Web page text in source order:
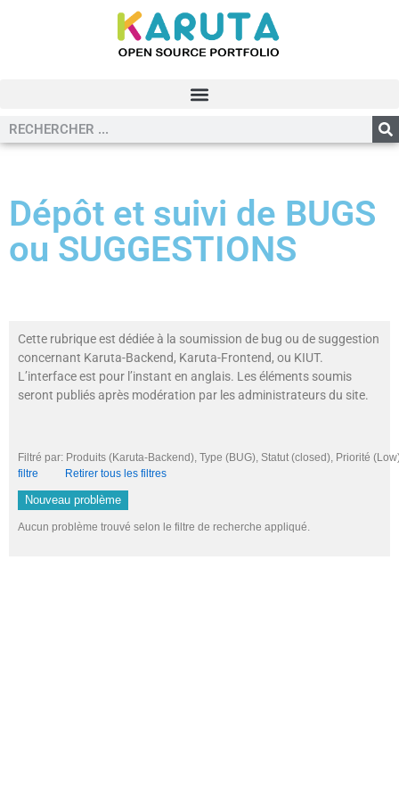
Dépôt et suivi de BUGS
ou SUGGESTIONS
Cette rubrique est dédiée à la soumission de bug ou de suggestion
concernant Karuta-Backend, Karuta-Frontend, ou KIUT.
L’interface est pour l’instant en anglais. Les éléments soumis
seront publiés après modération par les administrateurs du site.
Filtré par: Produits (Karuta-Backend), Type (BUG), Statut (closed), Priorité
filtre
Retirer tous les filtres
Nouveau problème
Aucun problème trouvé selon le filtre de recherche appliqué.